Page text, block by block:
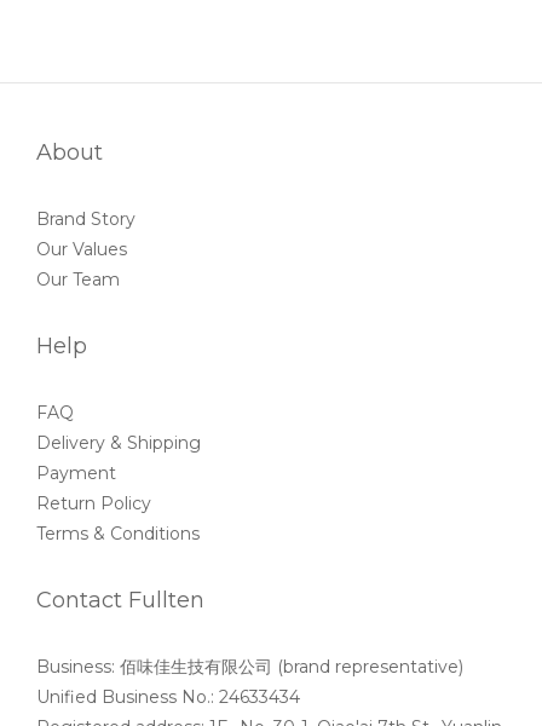
About
Brand Story
Our Values
Our Team
Help
FAQ
Delivery & Shipping
Payment
Return Policy
Terms & Conditions
Contact Fullten
Business: 佰味佳生技有限公司 (brand representative)
Unified Business No.: 24633434